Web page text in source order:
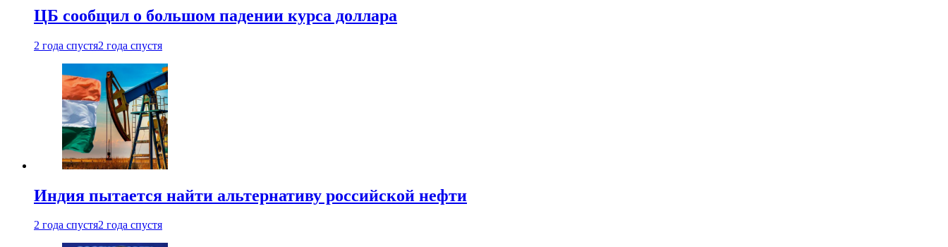
ЦБ сообщил о большом падении курса доллара
2 года спустя2 года спустя
Индия пытается найти альтернативу российской нефти
2 года спустя2 года спустя